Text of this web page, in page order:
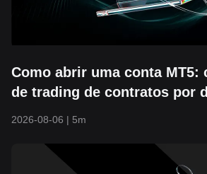
Como abrir uma conta MT5:
de trading de contratos por
2026-08-06 | 5m